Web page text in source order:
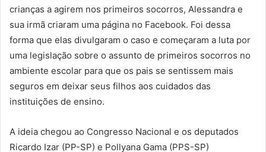
crianças a agirem nos primeiros socorros, Alessandra e
sua irmã criaram uma página no Facebook. Foi dessa
forma que elas divulgaram o caso e começaram a luta por
uma legislação sobre o assunto de primeiros socorros no
ambiente escolar para que os pais se sentissem mais
seguros em deixar seus filhos aos cuidados das
instituições de ensino.
A ideia chegou ao Congresso Nacional e os deputados
Ricardo Izar (PP-SP) e Pollyana Gama (PPS-SP)